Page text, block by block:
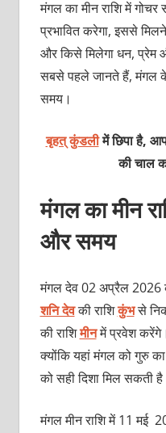
मंगल का मीन राशि में
प्रभावित करेगा, इससे
और किसे मिलेगा धन, प्रेम
सबसे पहले जानते हैं, मंगल के
समय।
बृहत् कुंडलीमें छिपा है,
की चाल
मंगल का मीन
और समय
मंगल देव 02 अप्रैल 2026
शनि देवकी राशिकुंभसे
की राशिमीनमें प्रवेश करेंगे।
क्योंकि यहां मंगल को गुरु का
को सही दिशा मिल सकती
मंगल मीन राशि में 11 मई